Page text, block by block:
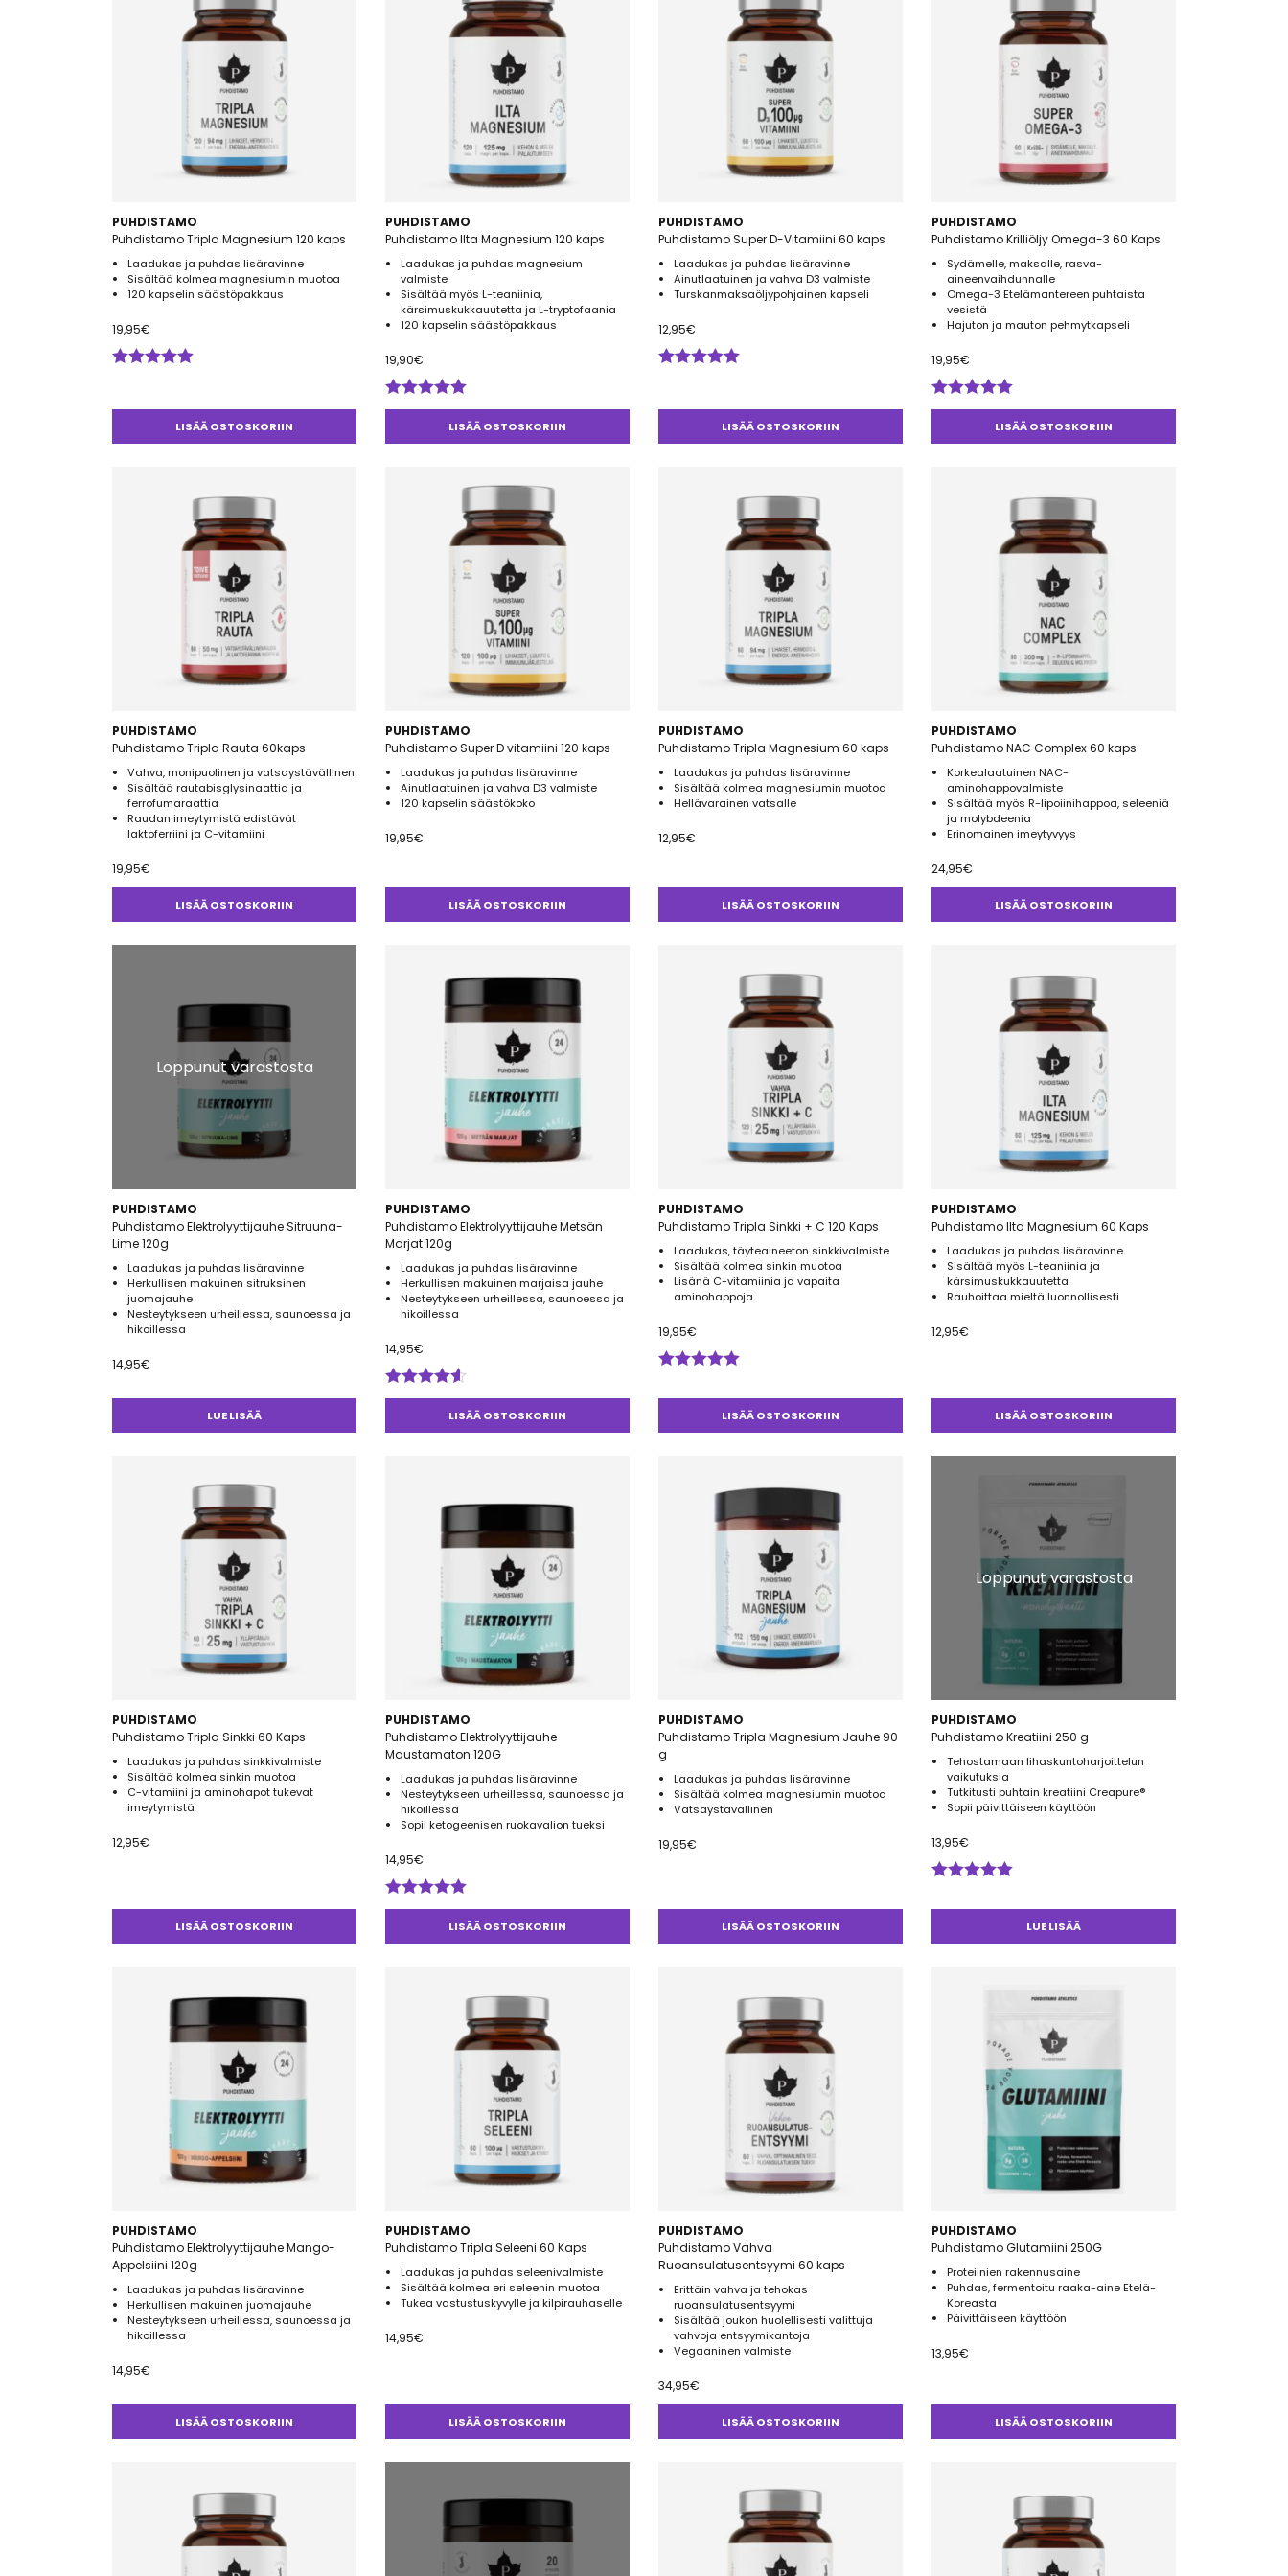
superfoodeja ja tehokkaita lisäravinteita, molemmat tietysti mahdollisimman puhtaina.
PUHDISTAMO
Puhdistamo Tripla Magnesium 120 kaps
Laadukas ja puhdas lisäravinne
Sisältää kolmea magnesiumin muotoa
120 kapselin säästöpakkaus
19,95€
5.00/ 5
LISÄÄ OSTOSKORIIN
PUHDISTAMO
Puhdistamo Ilta Magnesium 120 kaps
Laadukas ja puhdas magnesium
valmiste
Sisältää myös L-teaniinia,
kärsimuskukkauutetta ja L-tryptofaania
120 kapselin säästöpakkaus
19,90€
Arvostelu
tuotteesta:LISÄÄ OSTOSKORIIN
PUHDISTAMO
Puhdistamo Super D-Vitamiini 60 kaps
Laadukas ja puhdas lisäravinne
Ainutlaatuinen ja vahva D3 valmiste
Turskanmaksaöljypohjainen kapseli
12,95€
5.00/ 5
LISÄÄ OSTOSKORIIN
PUHDISTAMO
Puhdistamo Krilliöljy Omega-3 60 Kaps
Sydämelle, maksalle, rasva-
aineenvaihdunnalle
Omega-3 Etelämantereen puhtaista
vesistä
Hajuton ja mauton pehmytkapseli
19,95€
Arvostelu
tuotteesta:LISÄÄ OSTOSKORIIN
PUHDISTAMO
Puhdistamo Tripla Rauta 60kaps
Vahva, monipuolinen ja vatsaystävällinen
Sisältää rautabisglysinaattia ja
ferrofumaraattia
Raudan imeytymistä edistävät
laktoferriini ja C-vitamiini
19,95€
LISÄÄ OSTOSKORIIN
PUHDISTAMO
Puhdistamo Super D vitamiini 120 kaps
Laadukas ja puhdas lisäravinne
Ainutlaatuinen ja vahva D3 valmiste
120 kapselin säästökoko
19,95€
LISÄÄ OSTOSKORIIN
PUHDISTAMO
Puhdistamo Tripla Magnesium 60 kaps
Laadukas ja puhdas lisäravinne
Sisältää kolmea magnesiumin muotoa
Hellävarainen vatsalle
12,95€
LISÄÄ OSTOSKORIIN
PUHDISTAMO
Puhdistamo NAC Complex 60 kaps
Korkealaatuinen NAC-
aminohappovalmiste
Sisältää myös R-lipoiinihappoa, seleeniä
ja molybdeenia
Erinomainen imeytyvyys
24,95€
LISÄÄ OSTOSKORIIN
Loppunut varastosta
PUHDISTAMO
Puhdistamo Elektrolyyttijauhe Sitruuna-
Lime 120g
Laadukas ja puhdas lisäravinne
Herkullisen makuinen sitruksinen
juomajauhe
Nesteytykseen urheillessa, saunoessa ja
hikoillessa
14,95€
LUE LISÄÄ
PUHDISTAMO
Puhdistamo Elektrolyyttijauhe Metsän
Marjat 120g
Laadukas ja puhdas lisäravinne
Herkullisen makuinen marjaisa jauhe
Nesteytykseen urheillessa, saunoessa ja
hikoillessa
14,95€
Arvostelu
tuotteesta:LISÄÄ OSTOSKORIIN
PUHDISTAMO
Puhdistamo Tripla Sinkki + C 120 Kaps
Laadukas, täyteaineeton sinkkivalmiste
Sisältää kolmea sinkin muotoa
Lisänä C-vitamiinia ja vapaita
aminohappoja
19,95€
tuotteesta:
LISÄÄ OSTOSKORIIN
PUHDISTAMO
Puhdistamo Ilta Magnesium 60 Kaps
Laadukas ja puhdas lisäravinne
Sisältää myös L-teaniinia ja
kärsimuskukkauutetta
Rauhoittaa mieltä luonnollisesti
12,95€
LISÄÄ OSTOSKORIIN
PUHDISTAMO
Puhdistamo Tripla Sinkki 60 Kaps
Laadukas ja puhdas sinkkivalmiste
Sisältää kolmea sinkin muotoa
C-vitamiini ja aminohapot tukevat
imeytymistä
12,95€
LISÄÄ OSTOSKORIIN
PUHDISTAMO
Puhdistamo Elektrolyyttijauhe
Maustamaton 120G
Laadukas ja puhdas lisäravinne
Nesteytykseen urheillessa, saunoessa ja
hikoillessa
Sopii ketogeenisen ruokavalion tueksi
14,95€
Arvostelu
tuotteesta:LISÄÄ OSTOSKORIIN
PUHDISTAMO
Puhdistamo Tripla Magnesium Jauhe 90
g
Laadukas ja puhdas lisäravinne
Sisältää kolmea magnesiumin muotoa
Vatsaystävällinen
19,95€
LISÄÄ OSTOSKORIIN
Loppunut varastosta
PUHDISTAMO
Puhdistamo Kreatiini 250 g
Tehostamaan lihaskuntoharjoittelun
vaikutuksia
Tutkitusti puhtain kreatiini Creapure®
Sopii päivittäiseen käyttöön
13,95€
tuotteesta:
LUE LISÄÄ
PUHDISTAMO
Puhdistamo Elektrolyyttijauhe Mango-
Appelsiini 120g
Laadukas ja puhdas lisäravinne
Herkullisen makuinen juomajauhe
Nesteytykseen urheillessa, saunoessa ja
hikoillessa
14,95€
LISÄÄ OSTOSKORIIN
PUHDISTAMO
Puhdistamo Tripla Seleeni 60 Kaps
Laadukas ja puhdas seleenivalmiste
Sisältää kolmea eri seleenin muotoa
Tukea vastustuskyvylle ja kilpirauhaselle
14,95€
LISÄÄ OSTOSKORIIN
PUHDISTAMO
Puhdistamo Vahva
Ruoansulatusentsyymi 60 kaps
Erittäin vahva ja tehokas
ruoansulatusentsyymi
Sisältää joukon huolellisesti valittuja
vahvoja entsyymikantoja
Vegaaninen valmiste
34,95€
LISÄÄ OSTOSKORIIN
PUHDISTAMO
Puhdistamo Glutamiini 250G
Proteiinien rakennusaine
Puhdas, fermentoitu raaka-aine Etelä-
Koreasta
Päivittäiseen käyttöön
13,95€
LISÄÄ OSTOSKORIIN